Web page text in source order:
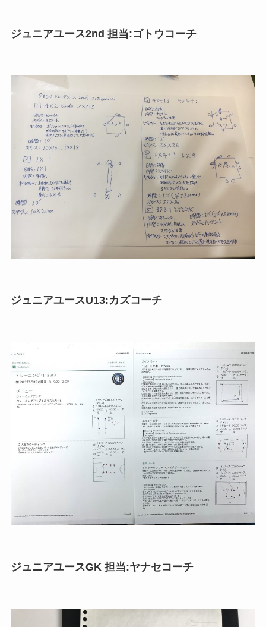
ジュニアユース2nd 担当:ゴトウコーチ
ジュニアユースU13:カズコーチ
ジュニアユースGK 担当:ヤナセコーチ